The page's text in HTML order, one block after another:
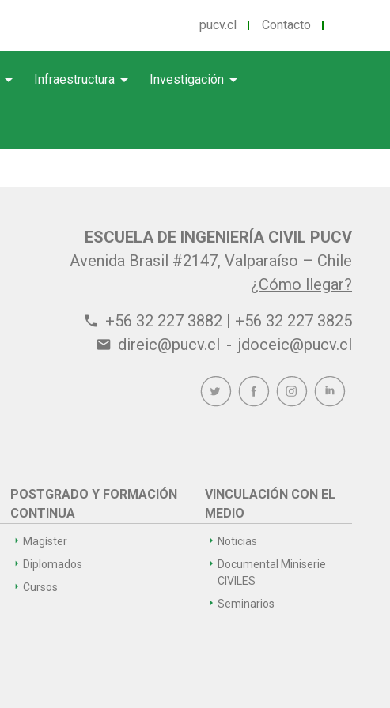
pucv.cl Contacto
arrow_drop_down Infraestructura arrow_drop_down Investigación arrow_drop_down
ESCUELA DE INGENIERÍA CIVIL PUCV
Avenida Brasil #2147, Valparaíso – Chile
¿Cómo llegar?
phone +56 32 227 3882 | +56 32 227 3825
email direic@pucv.cl - jdoceic@pucv.cl
POSTGRADO Y FORMACIÓN
CONTINUA
Magíster
Diplomados
Cursos
VINCULACIÓN CON EL
MEDIO
Noticias
Documental Miniserie
CIVILES
Seminarios